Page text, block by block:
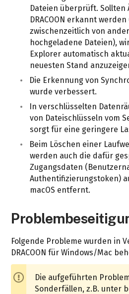
Dateien überprüft. Sollten
DRACOON erkannt
zwischenzeitlich von
hochgeladene Dateien),
Explorer automatisch
neuesten Stand
Die Erkennung von
wurde verbessert.
In verschlüsselten
von Dateischlüsseln vom
sorgt für eine geringere
Beim Löschen einer
werden auch die dafür
Zugangsdaten
Authentifizierungstoken)
macOS entfernt.
Folgende Probleme wurden in
DRACOON für Windows/Mac
Die aufgeführten
Sonderfällen, z.B. unter